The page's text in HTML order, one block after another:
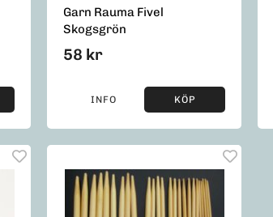
Garn Rauma Fivel
Skogsgrön
58 kr
INFO KÖP